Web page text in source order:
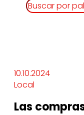
10.10.2024
Local
Las